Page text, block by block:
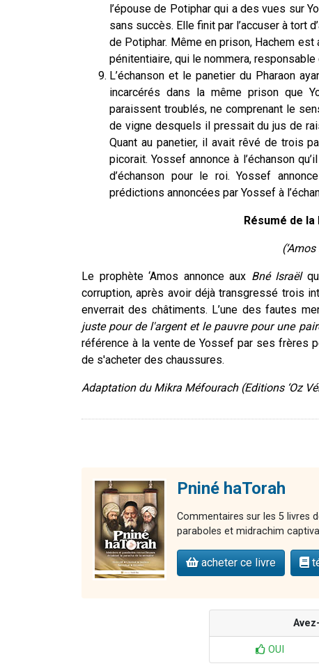
l’épouse de Potiphar qui a des vues sur
sans succès. Elle finit par l’accuser à tort
de Potiphar. Même en prison, Hachem
pénitentiaire, qui le nommera,
L’échanson et le panetier du Pharaon
incarcérés dans la même prison que
paraissent troublés, ne comprenant le
de vigne desquels il pressait du jus de
Quant au panetier, il avait rêvé de trois
picorait. Yossef annonce à l’échanson
d’échanson pour le roi. Yossef
prédictions annoncées par Yossef à
Résumé de
Le prophète ‘Amos annonce aux Bné Israël
corruption, après avoir déjà transgressé trois
enverrait des châtiments. L’une des fautes
juste pour de l'argent et le pauvre pour une
référence à la vente de Yossef par ses frères
de s'acheter des chaussures.
Adaptation du Mikra Méfourach (Editions ‘Oz
Pniné haTorah
Commentaires sur les 5 livres
paraboles et midrachim
acheter ce livre
OUI